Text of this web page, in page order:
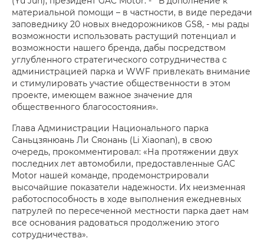
материальной помощи – в частности, в виде передачи
заповеднику 20 новых внедорожников GS8, - мы рады
возможности использовать растущий потенциал и
возможности нашего бренда, дабы посредством
углубленного стратегического сотрудничества с
администрацией парка и WWF привлекать внимание
и стимулировать участие общественности в этом
проекте, имеющем важное значение для
общественного благосостояния».
Глава Администрации Национального парка
Саньцзянюань Ли Сяонань (Li Xiaonan), в свою
очередь, прокомментировал: «На протяжении двух
последних лет автомобили, предоставленные GAC
Motor нашей команде, продемонстрировали
высочайшие показатели надежности. Их неизменная
работоспособность в ходе выполнения ежедневных
патрулей по пересеченной местности парка дает нам
все основания радоваться продолжению этого
сотрудничества».